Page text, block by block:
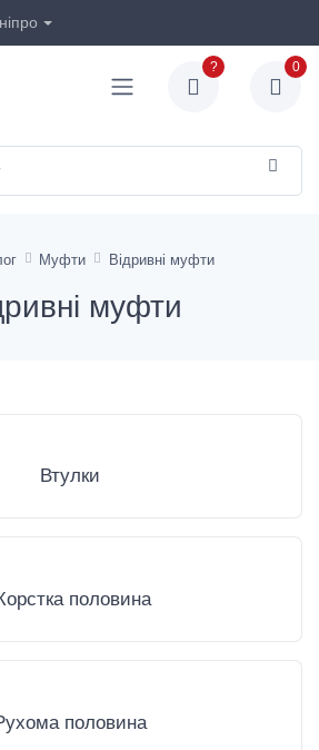
? 0
Муфти Відривні муфти
муфти
Втулки
половина
половина